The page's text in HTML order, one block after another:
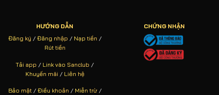
HƯỚNG DẪN
Đăng ký / Đăng nhập / Nạp tiền /
Rút tiền
Tải app / Link vào Sanclub /
Khuyến mãi / Liên hệ
Bảo mật/ Điều khoản / Miễn trừ/
CHỨNG NHẬN